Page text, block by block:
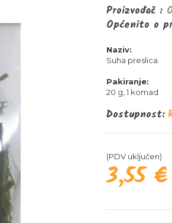
Proizvođač :
Općenito o
Naziv:
Suha preslica
Pakiranje:
20 g, 1 komad
Dostupnost:
(PDV uključen)
3,55 €